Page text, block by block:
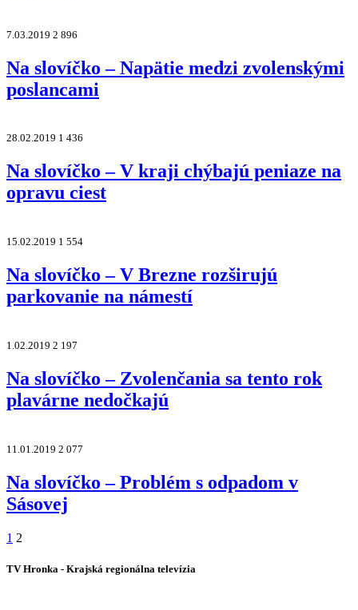
7.03.2019 2 896
Na slovíčko – Napätie medzi zvolenskými
poslancami
28.02.2019 1 436
Na slovíčko – V kraji chýbajú peniaze na
opravu ciest
15.02.2019 1 554
Na slovíčko – V Brezne rozširujú
parkovanie na námestí
1.02.2019 2 197
Na slovíčko – Zvolenčania sa tento rok
plavárne nedočkajú
11.01.2019 2 077
Na slovíčko – Problém s odpadom v
Sásovej
1 2
TV Hronka - Krajská regionálna televízia